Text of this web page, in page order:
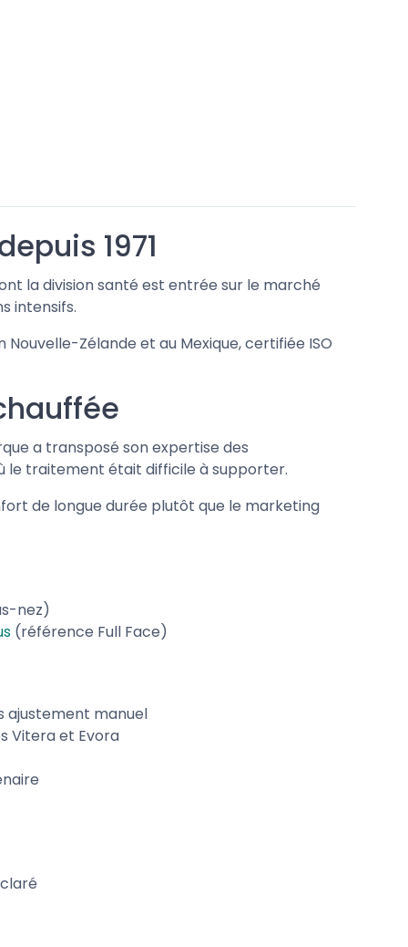
1971
la division santé est entrée sur le marché
intensifs.
Zélande et au Mexique, certifiée ISO
a transposé son expertise des
le traitement était difficile à supporter.
de longue durée plutôt que le marketing
nez)
(référence Full Face)
ajustement manuel
Vitera et Evora